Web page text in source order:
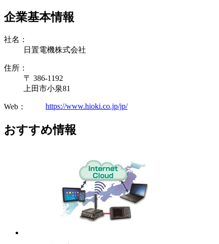
企業基本情報
社名：
日置電機株式会社
住所：
〒 386-1192
上田市小泉81
Web： https://www.hioki.co.jp/jp/
おすすめ情報